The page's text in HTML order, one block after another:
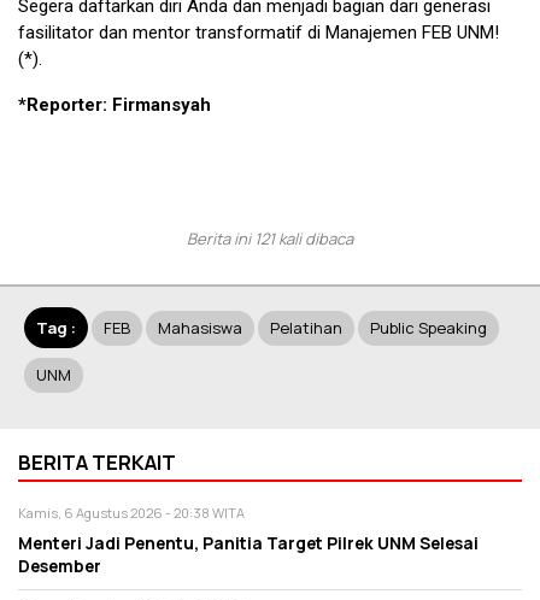
Segera daftarkan diri Anda dan menjadi bagian dari generasi
fasilitator dan mentor transformatif di Manajemen FEB UNM!
(*).
*Reporter: Firmansyah
Berita ini 121 kali dibaca
Tag : FEB Mahasiswa Pelatihan Public Speaking
UNM
BERITA TERKAIT
Kamis, 6 Agustus 2026 - 20:38 WITA
Menteri Jadi Penentu, Panitia Target Pilrek UNM Selesai
Desember